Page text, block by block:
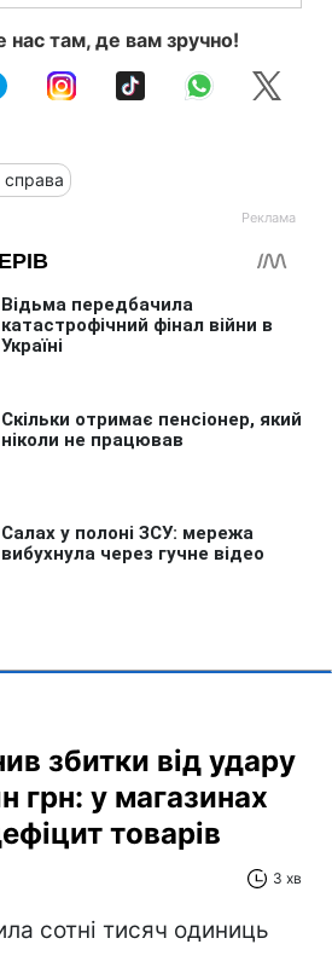
нас там, де вам зручно!
справа
збитки від удару
грн: у магазинах
товарів
3 хв
сотні тисяч одиниць